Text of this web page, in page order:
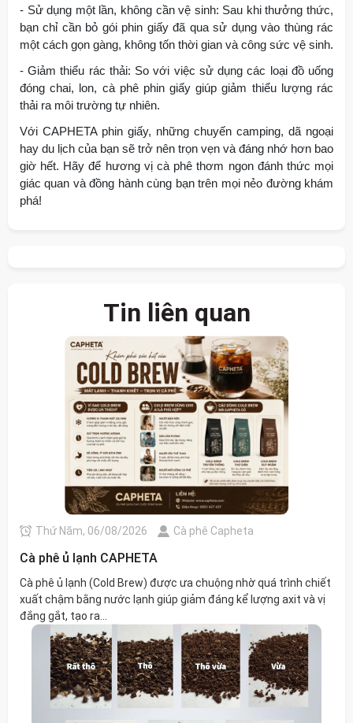
- Sử dụng một lần, không cần vệ sinh: Sau khi thưởng thức,
bạn chỉ cần bỏ gói phin giấy đã qua sử dụng vào thùng rác
một cách gọn gàng, không tốn thời gian và công sức vệ sinh.
- Giảm thiểu rác thải: So với việc sử dụng các loại đồ uống
đóng chai, lon, cà phê phin giấy giúp giảm thiểu lượng rác
thải ra môi trường tự nhiên.
Với CAPHETA phin giấy, những chuyến camping, dã ngoại
hay du lịch của bạn sẽ trở nên trọn vẹn và đáng nhớ hơn bao
giờ hết. Hãy để hương vị cà phê thơm ngon đánh thức mọi
giác quan và đồng hành cùng bạn trên mọi nẻo đường khám
phá!
Tin liên quan
Thứ Năm, 06/08/2026 Cà phê Capheta
Cà phê ủ lạnh CAPHETA
Cà phê ủ lạnh (Cold Brew) được ưa chuộng nhờ quá trình chiết
xuất chậm bằng nước lạnh giúp giảm đáng kể lượng axit và vị
đắng gắt, tạo ra...